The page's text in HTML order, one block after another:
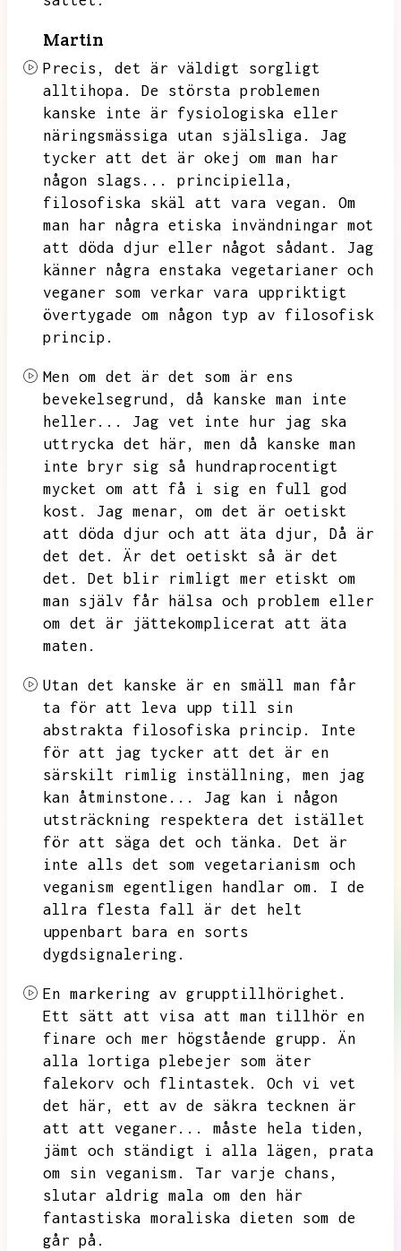
Martin
Precis,
det är väldigt sorgligt
alltihopa.
De största problemen
kanske inte är fysiologiska eller
näringsmässiga utan själsliga.
Jag
tycker att det är okej om man har
någon slags...
principiella,
filosofiska skäl att vara vegan.
Om
man har några etiska invändningar mot
att döda djur eller något sådant.
Jag
känner några enstaka vegetarianer och
veganer som verkar vara uppriktigt
övertygade om någon typ av filosofisk
princip.
Men om det är det som är ens
bevekelsegrund,
då kanske man inte
heller...
Jag vet inte hur jag ska
uttrycka det här,
men då kanske man
inte bryr sig så hundraprocentigt
mycket om att få i sig en full god
kost.
Jag menar,
om det är oetiskt
att döda djur och att äta djur,
Då är
det det.
Är det oetiskt så är det
det.
Det blir rimligt mer etiskt om
man själv får hälsa och problem eller
om det är jättekomplicerat att äta
maten.
Utan det kanske är en smäll man får
ta för att leva upp till sin
abstrakta filosofiska princip.
Inte
för att jag tycker att det är en
särskilt rimlig inställning,
men jag
kan åtminstone...
Jag kan i någon
utsträckning respektera det istället
för att säga det och tänka.
Det är
inte alls det som vegetarianism och
veganism egentligen handlar om.
I de
allra flesta fall är det helt
uppenbart bara en sorts
dygdsignalering.
En markering av grupptillhörighet.
Ett sätt att visa att man tillhör en
finare och mer högstående grupp.
Än
alla lortiga plebejer som äter
falekorv och flintastek.
Och vi vet
det här,
ett av de säkra tecknen är
att att veganer...
måste hela tiden,
jämt och ständigt i alla lägen,
prata
om sin veganism.
Tar varje chans,
slutar aldrig mala om den här
fantastiska moraliska dieten som de
går på.